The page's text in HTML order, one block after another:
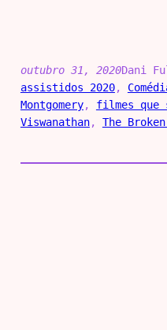
outubro 31, 2020Dani
assistidos 2020,
Montgomery, filmes que
Viswanathan, The